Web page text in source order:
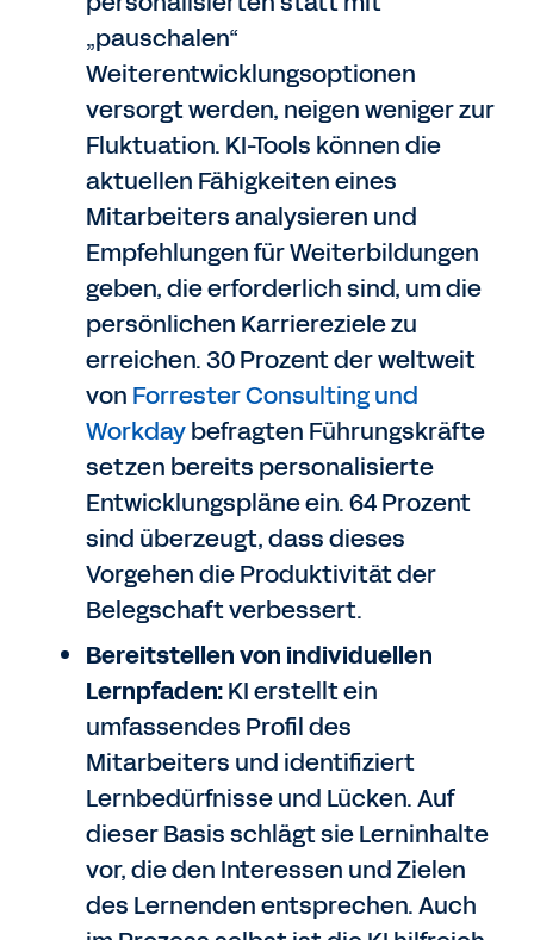
„pauschalen“
Weiterentwicklungsoptionen
versorgt werden, neigen weniger zur
Fluktuation. KI-Tools können die
aktuellen Fähigkeiten eines
Mitarbeiters analysieren und
Empfehlungen für Weiterbildungen
geben, die erforderlich sind, um die
persönlichen Karriereziele zu
erreichen. 30 Prozent der weltweit
von Forrester Consulting und
Workdaybefragten Führungskräfte
setzen bereits personalisierte
Entwicklungspläne ein. 64 Prozent
sind überzeugt, dass dieses
Vorgehen die Produktivität der
Belegschaft verbessert.
Bereitstellen von individuellen
Lernpfaden:KI erstellt ein
umfassendes Profil des
Mitarbeiters und identifiziert
Lernbedürfnisse und Lücken. Auf
dieser Basis schlägt sie Lerninhalte
vor, die den Interessen und Zielen
des Lernenden entsprechen. Auch